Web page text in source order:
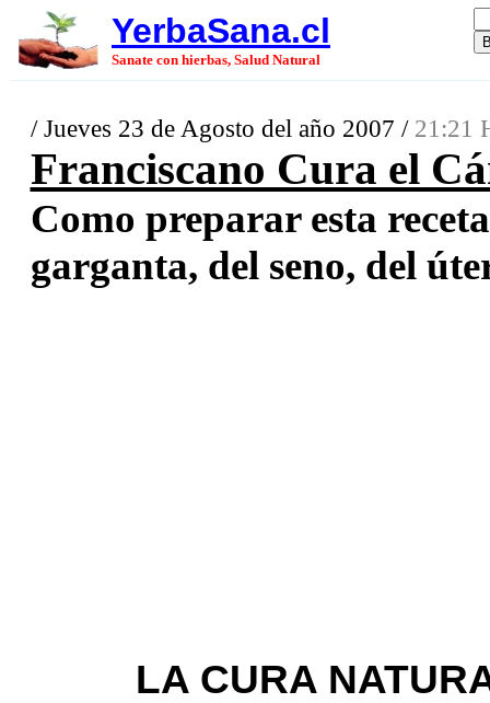
YerbaSana.cl
Sanate con hierbas, Salud Natural
/ Jueves 23 de Agosto del año 2007 / 21:21
Franciscano Cura el
Como preparar esta
garganta, del seno, del
LA CURA